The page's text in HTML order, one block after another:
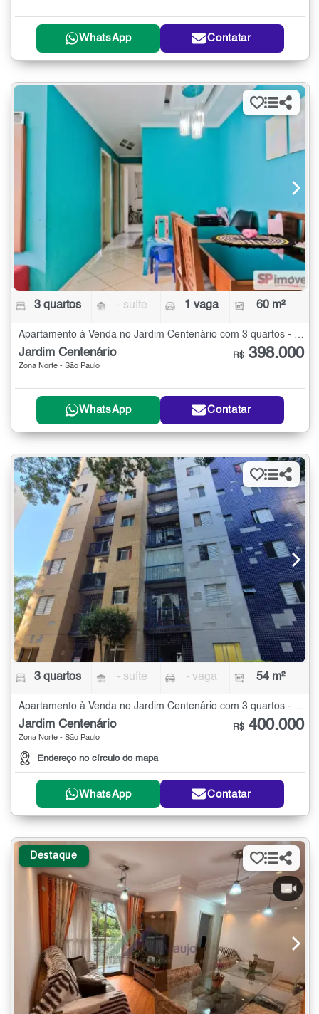
WhatsApp Contatar
3 quartos - suíte 1 vaga 60 m²
Jardim Centenário
Zona Norte - São Paulo
R$ 398.000
WhatsApp Contatar
3 quartos - suíte - vaga 54 m²
Apartamento à Venda no Jardim Centenário com 3 quartos - 54 m²
Jardim Centenário
Zona Norte - São Paulo
Endereço no círculo do mapa
R$ 400.000
WhatsApp Contatar
Destaque